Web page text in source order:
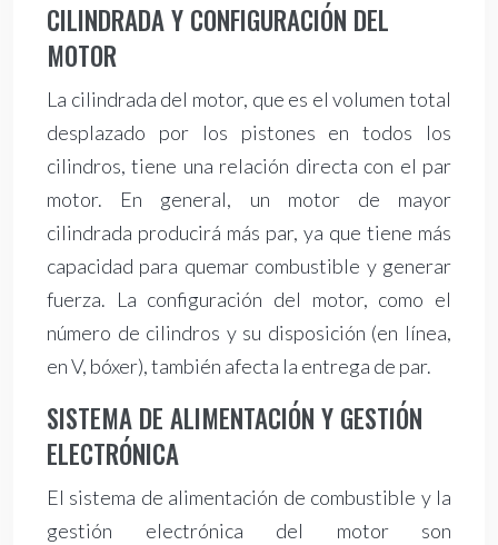
CILINDRADA Y CONFIGURACIÓN DEL
MOTOR
La cilindrada del motor, que es el volumen total
desplazado por los pistones en todos los
cilindros, tiene una relación directa con el par
motor. En general, un motor de mayor
cilindrada producirá más par, ya que tiene más
capacidad para quemar combustible y generar
fuerza. La configuración del motor, como el
número de cilindros y su disposición (en línea,
en V, bóxer), también afecta la entrega de par.
SISTEMA DE ALIMENTACIÓN Y GESTIÓN
ELECTRÓNICA
El sistema de alimentación de combustible y la
gestión electrónica del motor son